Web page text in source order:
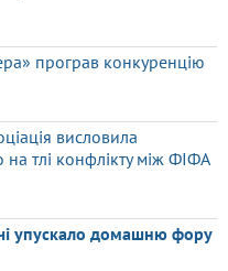
програв конкуренцію
висловила
тлі конфлікту між ФІФА
упускало домашню фору